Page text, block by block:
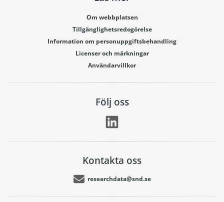
Om webbplatsen
Tillgänglighetsredogörelse
Information om personuppgiftsbehandling
Licenser och märkningar
Användarvillkor
Följ oss
Kontakta oss
researchdata@snd.se